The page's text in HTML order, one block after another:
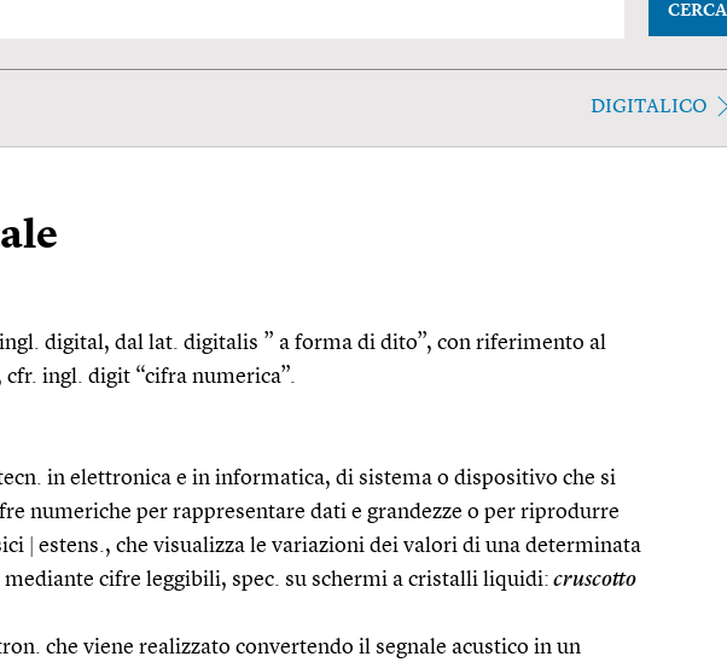
CERCA
DIGITALICO
digital, dal lat. digitalis ” a forma di dito”, con riferimento al
cfr. ingl. digit “cifra numerica”.
in elettronica e in informatica, di sistema o dispositivo che si
numeriche per rappresentare dati e grandezze o per riprodurre
estens., che visualizza le variazioni dei valori di una determinata
mediante cifre leggibili, spec. su schermi a cristalli liquidi: cruscotto
che viene realizzato convertendo il segnale acustico in un